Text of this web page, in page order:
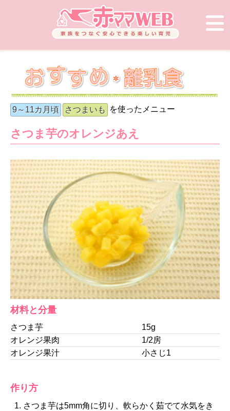
9～11カ月頃 さつまいも を使ったメニュー
さつま芋のオレンジあえ
材料と分量
さつま芋
15g
オレンジ果肉
1/2房
オレンジ果汁
小さじ1
作り方
さつま芋は5mm角に切り、軟らかく茹でて水気をき